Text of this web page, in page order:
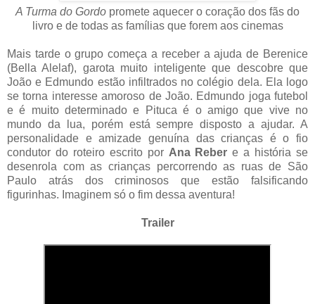
A Turma do Gordo promete aquecer o coração dos fãs do
livro e de todas as famílias que forem aos cinemas
Mais tarde o grupo começa a receber a ajuda de Berenice
(Bella Alelaf), garota muito inteligente que descobre que
João e Edmundo estão infiltrados no colégio dela. Ela logo
se torna interesse amoroso de João. Edmundo joga futebol
e é muito determinado e Pituca é o amigo que vive no
mundo da lua, porém está sempre disposto a ajudar. A
personalidade e amizade genuína das crianças é o fio
condutor do roteiro escrito por Ana Reber e a história se
desenrola com as crianças percorrendo as ruas de São
Paulo atrás dos criminosos que estão falsificando
figurinhas. Imaginem só o fim dessa aventura!
Trailer